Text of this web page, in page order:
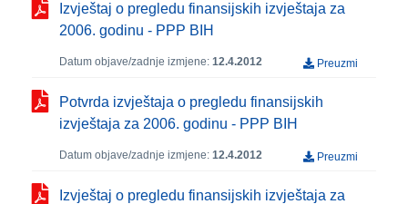
Izvještaj o pregledu finansijskih izvještaja za
2006. godinu - PPP BIH
Datum objave/zadnje izmjene: 12.4.2012 Preuzmi
Potvrda izvještaja o pregledu finansijskih
izvještaja za 2006. godinu - PPP BIH
Datum objave/zadnje izmjene: 12.4.2012 Preuzmi
Izvještaj o pregledu finansijskih izvještaja za